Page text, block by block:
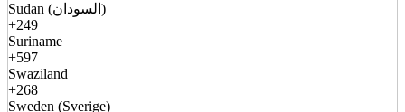
Sudan (السودان)
+249
Suriname
+597
Swaziland
+268
Sweden (Sverige)